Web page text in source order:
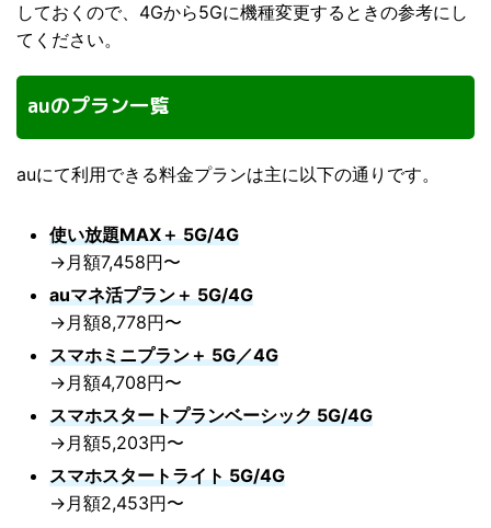
しておくので、4Gから5Gに機種変更するときの参考にし
てください。
auのプラン一覧
auにて利用できる料金プランは主に以下の通りです。
使い放題MAX＋ 5G/4G
→月額7,458円〜
auマネ活プラン＋ 5G/4G
→月額8,778円〜
スマホミニプラン＋ 5G／4G
→月額4,708円〜
スマホスタートプランベーシック 5G/4G
→月額5,203円〜
スマホスタートライト 5G/4G
→月額2,453円〜